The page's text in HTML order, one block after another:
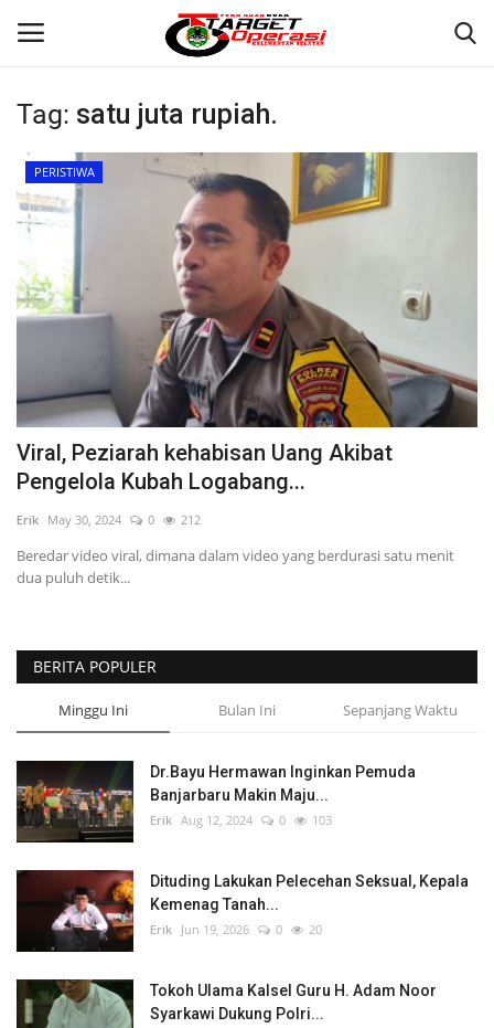
Login Register
Home
BANJARMASIN
HUKUM
PERISTIWA
POLITIK
WISATA
KULINER
TO CHANEL
Tag: satu juta rupiah.
PERISTIWA
Viral, Peziarah kehabisan Uang Akibat
Pengelola Kubah Logabang...
Erik May 30, 2024 0 212
Beredar video viral, dimana dalam video yang berdurasi satu menit
dua puluh detik...
BERITA POPULER
Minggu Ini Bulan Ini Sepanjang Waktu
Dr.Bayu Hermawan Inginkan Pemuda
Banjarbaru Makin Maju...
Erik Aug 12, 2024 0 103
Dituding Lakukan Pelecehan Seksual, Kepala
Kemenag Tanah...
Erik Jun 19, 2026 0 20
Tokoh Ulama Kalsel Guru H. Adam Noor
Syarkawi Dukung Polri...